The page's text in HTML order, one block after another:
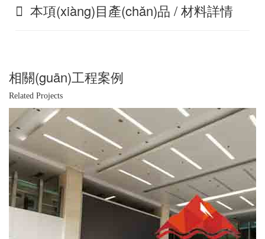
本項(xiàng)目產(chǎn)品 / 材料詳情
相關(guān)工程案例
Related Projects